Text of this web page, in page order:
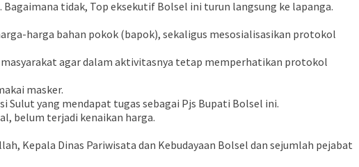
tidak, Top eksekutif Bolsel ini turun langsung ke lapanga.
harga bahan pokok (bapok), sekaligus mesosialisasikan protokol
masyarakat agar dalam aktivitasnya tetap memperhatikan protokol
masker.
Sulut yang mendapat tugas sebagai Pjs Bupati Bolsel ini.
belum terjadi kenaikan harga.
Kepala Dinas Pariwisata dan Kebudayaan Bolsel dan sejumlah pejabat